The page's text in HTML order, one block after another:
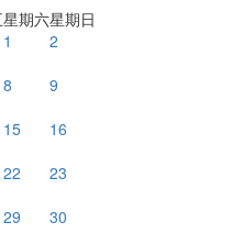
星期六星期日
1
2
8
9
15
16
22
23
29
30